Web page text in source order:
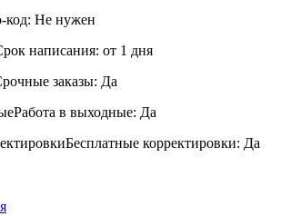
код: Не нужен
написания: от 1 дня
заказы: Да
Работа в выходные: Да
Бесплатные корректировки: Да